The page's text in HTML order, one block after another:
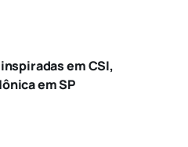
em CSI,
em SP